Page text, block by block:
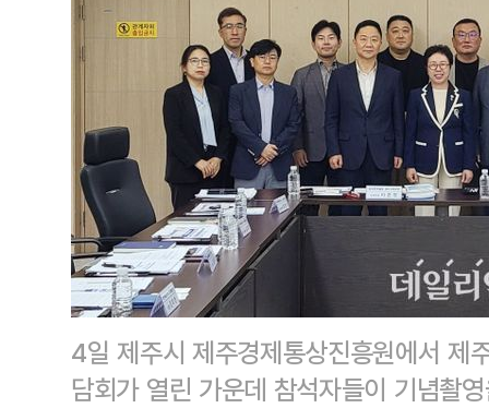
4일 제주시 제주경제통상진흥원에서 제
담회가 열린 가운데 참석자들이 기념촬